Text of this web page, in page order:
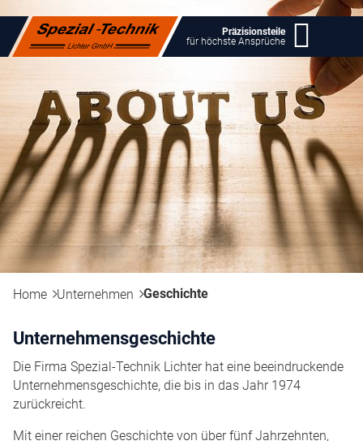
Präzisionsteile
für höchste Ansprüche
Home Unternehmen Geschichte
Unternehmensgeschichte
Die Firma Spezial-Technik Lichter hat eine beeindruckende
Unternehmensgeschichte, die bis in das Jahr 1974
zurückreicht.
Mit einer reichen Geschichte von über fünf Jahrzehnten,